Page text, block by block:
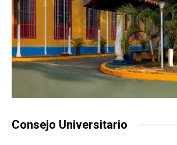
Consejo Universitario